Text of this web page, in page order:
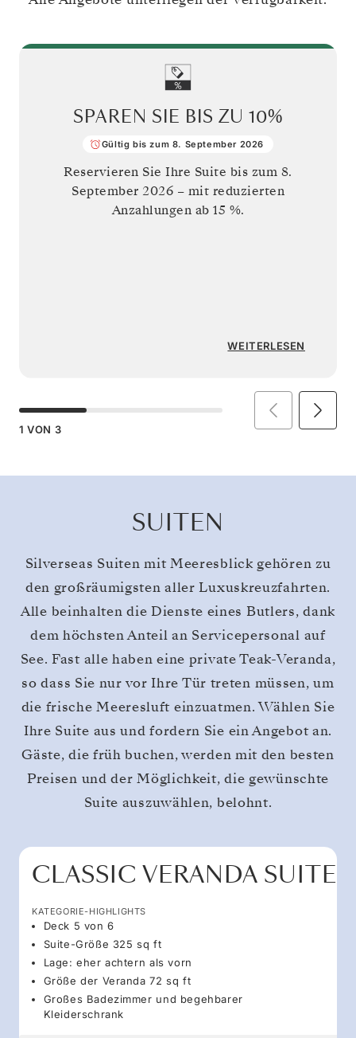
SPAREN SIE BIS ZU 10%
Gültig bis zum 8. September 2026
Reservieren Sie Ihre Suite bis zum 8.
September 2026 – mit reduzierten
Anzahlungen ab 15 %.
WEITERLESEN
1 VON 3
SUITEN
Silverseas Suiten mit Meeresblick gehören zu
den großräumigsten aller Luxuskreuzfahrten.
Alle beinhalten die Dienste eines Butlers, dank
dem höchsten Anteil an Servicepersonal auf
See. Fast alle haben eine private Teak-Veranda,
so dass Sie nur vor Ihre Tür treten müssen, um
die frische Meeresluft einzuatmen. Wählen Sie
Ihre Suite aus und fordern Sie ein Angebot an.
Gäste, die früh buchen, werden mit den besten
Preisen und der Möglichkeit, die gewünschte
Suite auszuwählen, belohnt.
CLASSIC VERANDA SUITE
KATEGORIE-HIGHLIGHTS
Deck 5 von 6
Suite-Größe 325 sq ft
Lage: eher achtern als vorn
Größe der Veranda 72 sq ft
Großes Badezimmer und begehbarer
Kleiderschrank